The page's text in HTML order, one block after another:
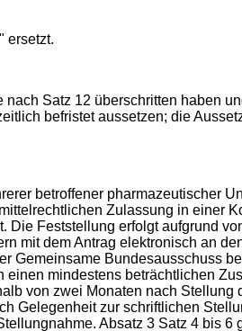
ersetzt.
Satz 12 überschritten haben
befristet aussetzen; die
betroffener pharmazeutischer
Zulassung in einer
Feststellung erfolgt aufgrund
mit dem Antrag elektronisch an
Gemeinsame Bundesausschuss
mindestens beträchtlichen
von zwei Monaten nach
Gelegenheit zur schriftlichen
Absatz 3 Satz 4 bis